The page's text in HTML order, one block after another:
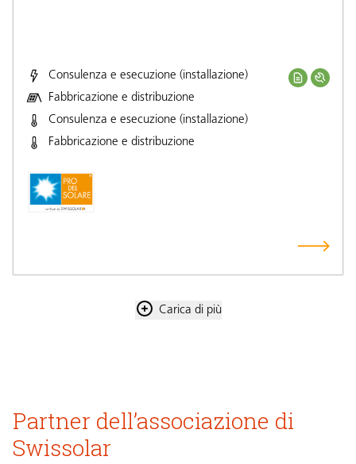
Consulenza e esecuzione (installazione)
Fabbricazione e distribuzione
Consulenza e esecuzione (installazione)
Fabbricazione e distribuzione
Carica di più
Partner dell’associazione di
Swissolar